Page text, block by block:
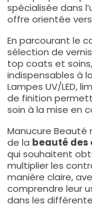
spécialisée dans
offre orientée
En parcourant le
sélection de
top coats et
indispensables à
Lampes UV/LED,
de finition
soin à la mise en
Manucure
de la beauté des
qui souhaitent
multiplier les
manière claire,
comprendre leur
dans les